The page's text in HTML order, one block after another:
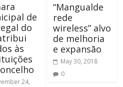
de
do
às
24,
“Mangualde
rede
wireless” alvo
de melhoria
e expansão
May 30, 2018
0